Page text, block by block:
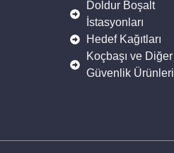
Doldur Boşalt
İstasyonları
Hedef Kağıtları
Koçbaşı ve Diğer
Güvenlik Ürünleri